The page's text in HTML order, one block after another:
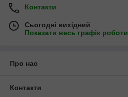
Контакти
Сьогодні вихідний
Показати весь графік роботи
Про нас
Контакти